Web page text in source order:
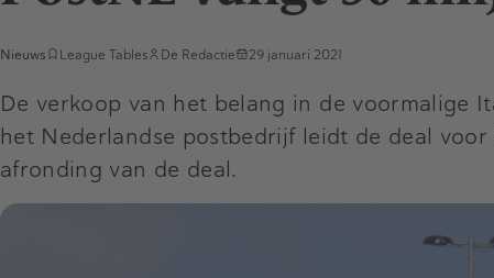
Nieuws League Tables De Redactie 29 januari 2021
De verkoop van het belang in de voormalige
het Nederlandse postbedrijf leidt de deal
afronding van de deal.